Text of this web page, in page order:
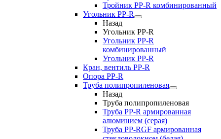
Тройник РР-R комбинированный
Угольник PP-R
Назад
Угольник PP-R
Угольник РР-R
комбинированный
Угольник РР-R
Кран, вентиль PP-R
Опора PP-R
Труба полипропиленовая
Назад
Труба полипропиленовая
Труба PP-R армированная
алюминием (серая)
Труба PP-RGF армированная